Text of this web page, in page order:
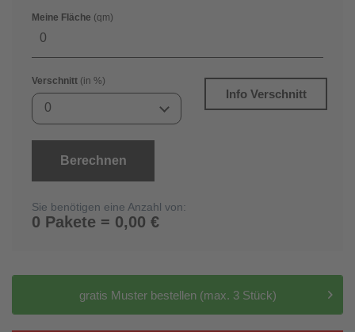
Meine Fläche (qm)
Verschnitt (in %)
0
Info Verschnitt
Berechnen
Sie benötigen eine Anzahl von:
0 Pakete = 0,00 €
gratis Muster bestellen (max. 3 Stück)